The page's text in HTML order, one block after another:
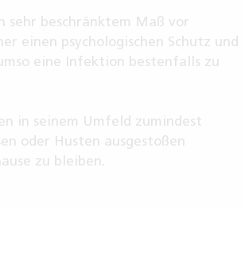
sehr beschränktem Maß vor
einen psychologischen Schutz und
eine Infektion bestenfalls zu
in seinem Umfeld zumindest
oder Husten ausgestoßen
zu bleiben.